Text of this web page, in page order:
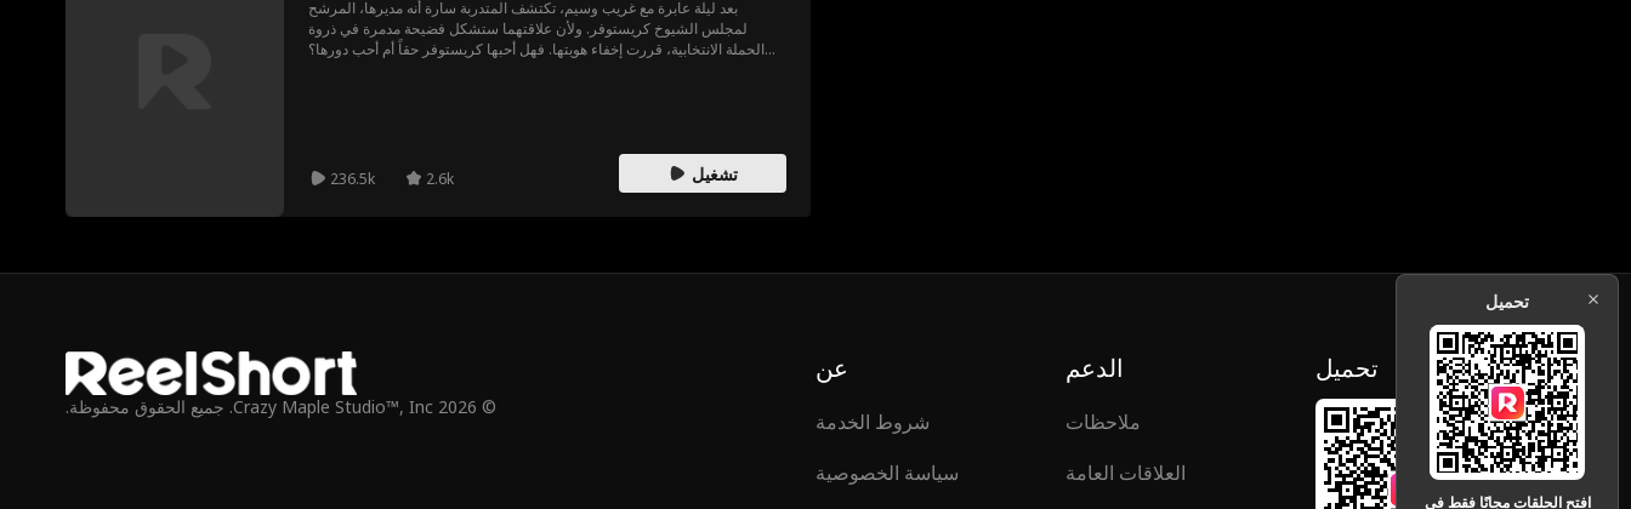
بعد ليلة عابرة مع غريب وسيم، تكتشف المتدربة سارة أنه مديرها، المرشح
لمجلس الشيوخ كريستوفر. ولأن علاقتهما ستشكل فضيحة مدمرة في ذروة
الحملة الانتخابية، قررت إخفاء هويتها. فهل أحبها كريستوفر حقاً أم أحب دورها؟
236.5k 2.6k تشغيل
© 2026 Crazy Maple Studio™, Inc. جميع الحقوق محفوظة.
عن
شروط الخدمة
سياسة الخصوصية
الدعم
ملاحظات
العلاقات العامة
تحميل
تحميل
افتح الحلقات مجانًا فقط في